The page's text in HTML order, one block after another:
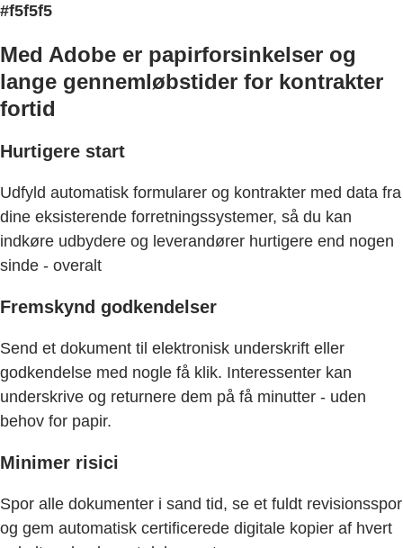
#f5f5f5
Med Adobe er papirforsinkelser og
lange gennemløbstider for kontrakter
fortid
Hurtigere start
Udfyld automatisk formularer og kontrakter med data fra
dine eksisterende forretningssystemer, så du kan
indkøre udbydere og leverandører hurtigere end nogen
sinde - overalt
Fremskynd godkendelser
Send et dokument til elektronisk underskrift eller
godkendelse med nogle få klik. Interessenter kan
underskrive og returnere dem på få minutter - uden
behov for papir.
Minimer risici
Spor alle dokumenter i sand tid, se et fuldt revisionsspor
og gem automatisk certificerede digitale kopier af hvert